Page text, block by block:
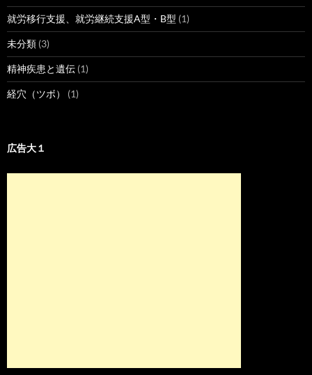
就労移行支援、就労継続支援A型・B型 (1)
未分類 (3)
精神疾患と遺伝 (1)
経穴（ツボ） (1)
広告大１